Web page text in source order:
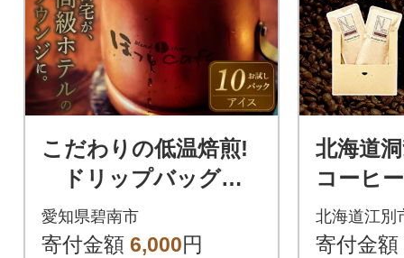
こだわりの低温焙煎!
ドリップバッグコ
ーヒー(アイス10パッ
ク) お試し H046-038
愛知県碧南市
寄付金額 6,000円
北海道
コーヒ
ムブレ
まま
北海道江別
寄付金額